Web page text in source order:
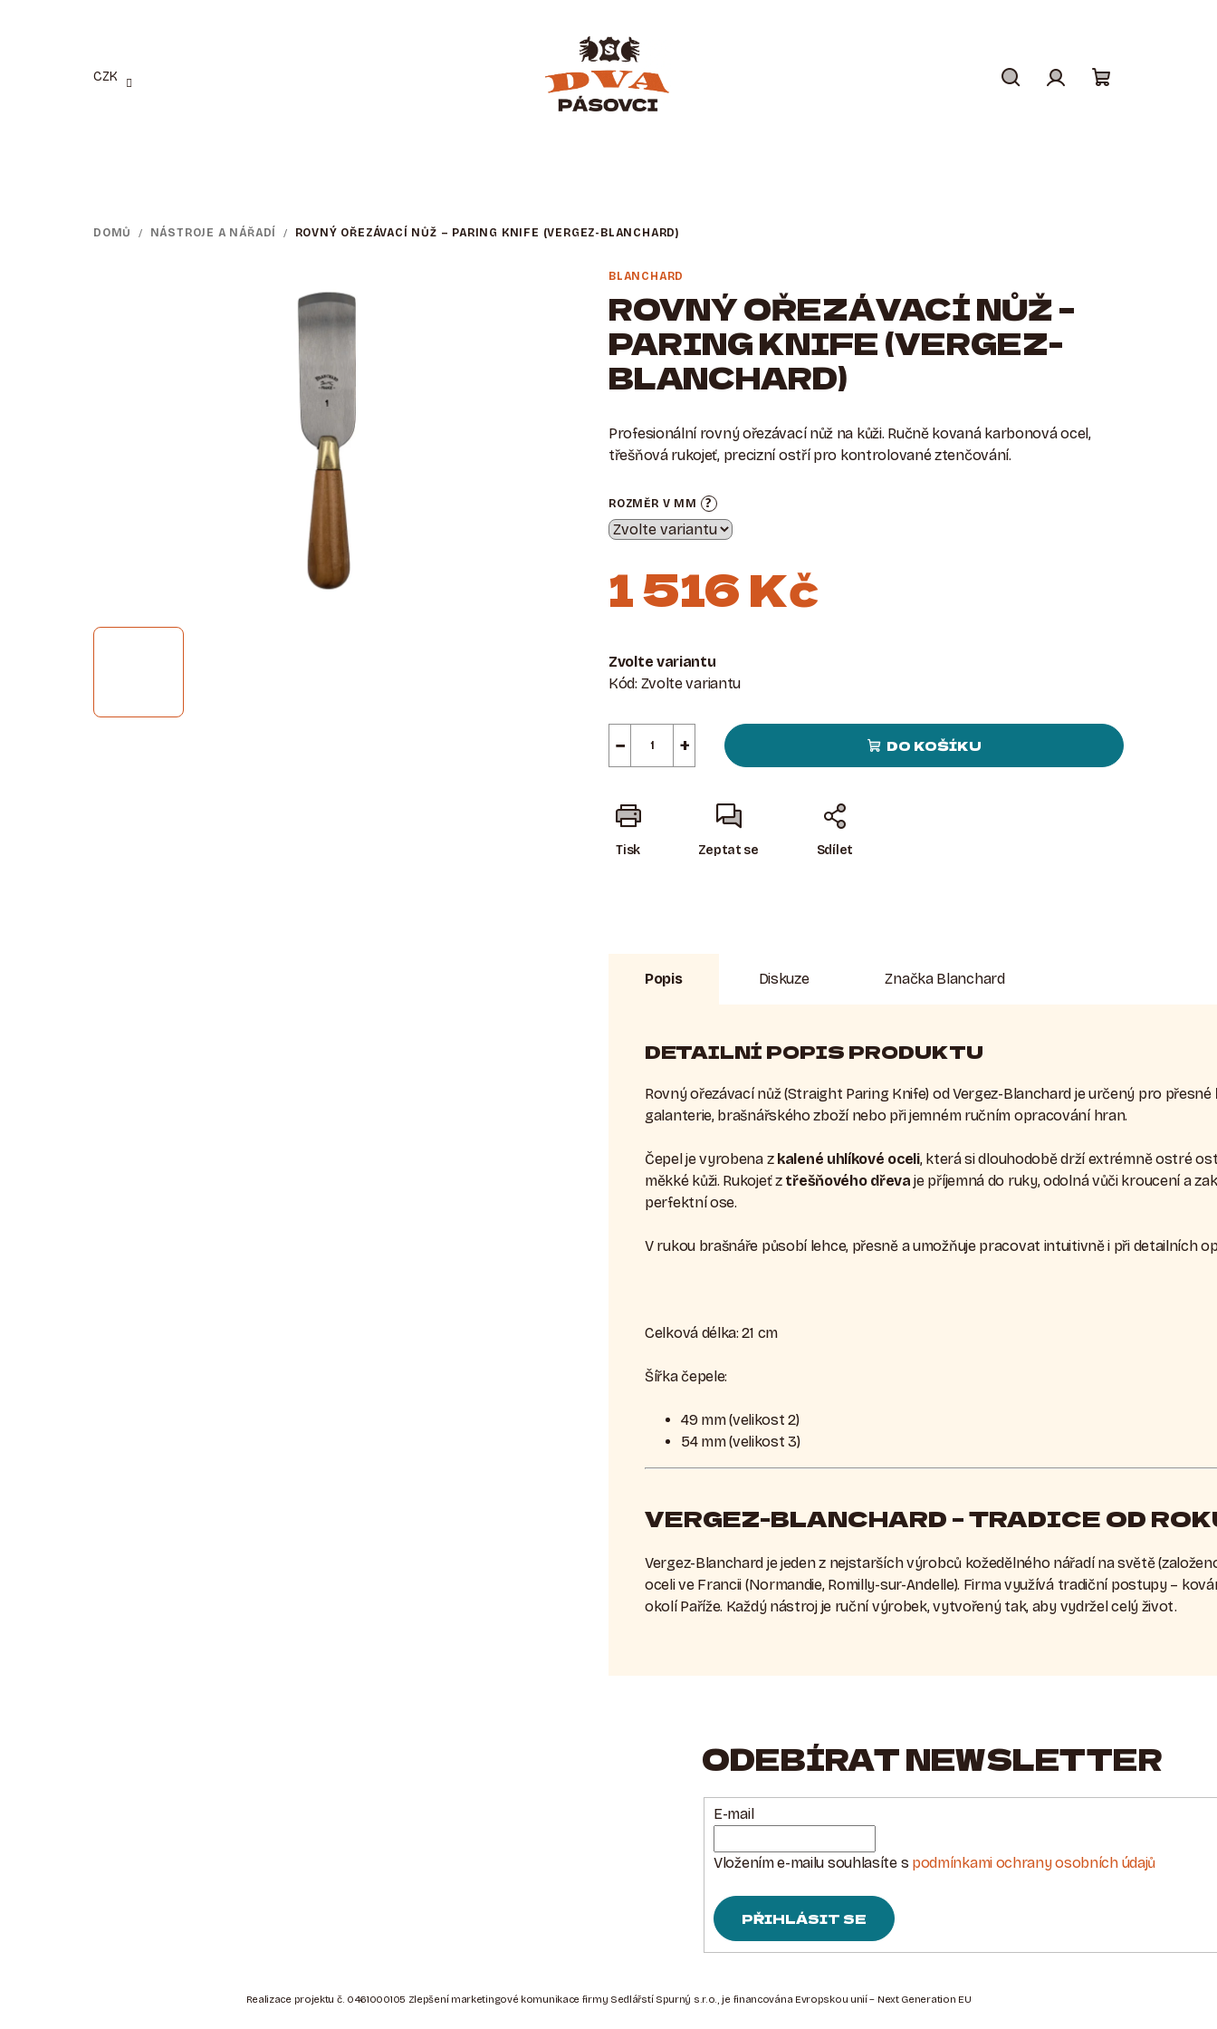
CZK
DOMŮ / NÁSTROJE A NÁŘADÍ / ROVNÝ OŘEZÁVACÍ NŮŽ – PARING KNIFE (VERGEZ-BLANCHARD)
BLANCHARD
ROVNÝ OŘEZÁVACÍ NŮŽ –
PARING KNIFE (VERGEZ-
BLANCHARD)
Profesionální rovný ořezávací nůž na kůži. Ručně kovaná karbonová ocel,
třešňová rukojeť, precizní ostří pro kontrolované ztenčování.
ROZMĚR V MM ?
1 516 Kč
cena:
Zvolte variantu
Kód: Zvolte variantu
+
− DO KOŠÍKU
Tisk Zeptat se Sdílet
Popis Diskuze ZnačkaBlanchard
DETAILNÍ POPIS PRODUKTU
Rovný ořezávací nůž (Straight Paring Knife) od Vergez-Blanchard je určený pro přesné
galanterie, brašnářského zboží nebo při jemném ručním opracování hran.
Čepel je vyrobena z kalené uhlíkové oceli, která si dlouhodobě drží extrémně ostré
měkké kůži. Rukojeť z třešňového dřeva je příjemná do ruky, odolná vůči kroucení a
perfektní ose.
V rukou brašnáře působí lehce, přesně a umožňuje pracovat intuitivně i při detailních
Celková délka: 21 cm
Šířka čepele:
49 mm (velikost 2)
54 mm (velikost 3)
VERGEZ-BLANCHARD – TRADICE OD
Vergez-Blanchard je jeden z nejstarších výrobců kožedělného nářadí na světě
oceli ve Francii (Normandie, Romilly-sur-Andelle). Firma využívá tradiční postupy –
okolí Paříže. Každý nástroj je ruční výrobek, vytvořený tak, aby vydržel celý život.
ODEBÍRAT NEWSLETTER
E-mail
Vložením e-mailu souhlasíte s podmínkami ochrany osobních údajů
PŘIHLÁSIT SE
Realizace projektu č. 0461000105 Zlepšení marketingové komunikace firmy Sedlářstí Spurný s.r.o., je financována Evropskou unií – Next Generation EU